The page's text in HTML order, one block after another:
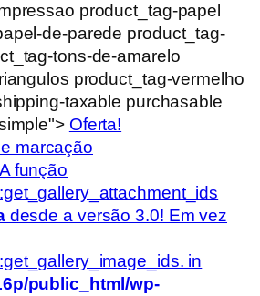
product_tag-papel
de-parede product_tag-
tons-de-amarelo
product_tag-vermelho
taxable purchasable
Oferta!
função
desde a versão 3.0! Em vez
in
public_html/wp-